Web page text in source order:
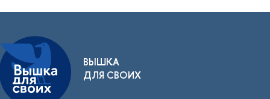
ВЫШКА
ДЛЯ СВОИХ